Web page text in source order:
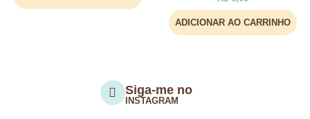
ADICIONAR AO CARRINHO
Siga-me no
INSTAGRAM